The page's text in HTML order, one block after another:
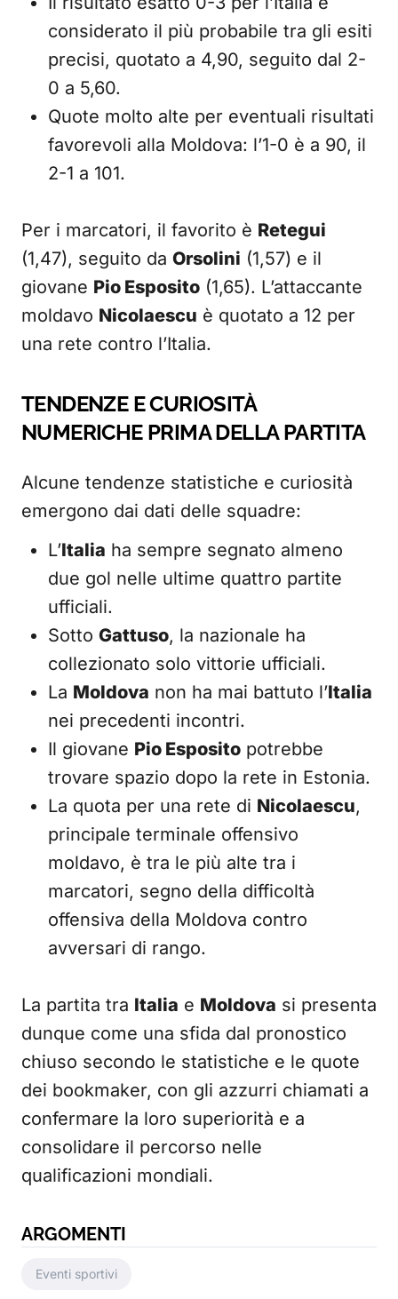
considerato il più probabile tra gli esiti
precisi, quotato a 4,90, seguito dal 2-
0 a 5,60.
Quote molto alte per eventuali risultati
favorevoli alla Moldova: l’1-0 è a 90, il
2-1 a 101.
Per i marcatori, il favorito è Retegui
(1,47), seguito da Orsolini (1,57) e il
giovane Pio Esposito (1,65). L’attaccante
moldavo Nicolaescu è quotato a 12 per
una rete contro l’Italia.
TENDENZE E CURIOSITÀ
NUMERICHE PRIMA DELLA PARTITA
Alcune tendenze statistiche e curiosità
emergono dai dati delle squadre:
L’Italia ha sempre segnato almeno
due gol nelle ultime quattro partite
ufficiali.
Sotto Gattuso, la nazionale ha
collezionato solo vittorie ufficiali.
La Moldova non ha mai battuto l’Italia
nei precedenti incontri.
Il giovane Pio Esposito potrebbe
trovare spazio dopo la rete in Estonia.
La quota per una rete di Nicolaescu,
principale terminale offensivo
moldavo, è tra le più alte tra i
marcatori, segno della difficoltà
offensiva della Moldova contro
avversari di rango.
La partita tra Italia e Moldova si presenta
dunque come una sfida dal pronostico
chiuso secondo le statistiche e le quote
dei bookmaker, con gli azzurri chiamati a
confermare la loro superiorità e a
consolidare il percorso nelle
qualificazioni mondiali.
ARGOMENTI
Eventi sportivi